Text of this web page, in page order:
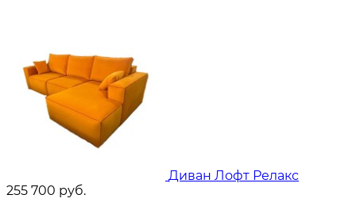
Диван Лофт Релакс
255 700 руб.